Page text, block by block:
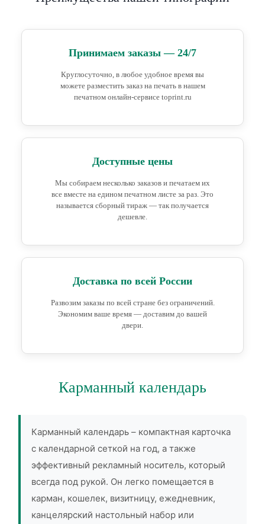
Принимаем заказы — 24/7
Круглосуточно, в любое удобное время вы
можете разместить заказ на печать в нашем
печатном онлайн-сервисе toprint.ru
Доступные цены
Мы собираем несколько заказов и печатаем их
все вместе на едином печатном листе за раз. Это
называется сборный тираж — так получается
дешевле.
Доставка по всей России
Развозим заказы по всей стране без ограничений.
Экономим ваше время — доставим до вашей
двери.
Карманный календарь
Карманный календарь – компактная карточка
с календарной сеткой на год, а также
эффективный рекламный носитель, который
всегда под рукой. Он легко помещается в
карман, кошелек, визитницу, ежедневник,
канцелярский настольный набор или